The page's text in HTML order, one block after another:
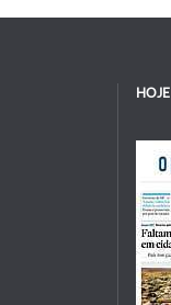
HOJE